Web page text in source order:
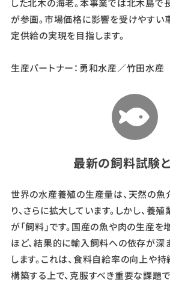
した北木の海老。本事業では北木島で
が参画。市場価格に影響を受けやすい
定供給の実現を目指します。
生産パートナー：勇和水産／竹田水産
最新の飼料試験
世界の水産養殖の生産量は、天然の
り、さらに拡大しています。しかし、養
が「飼料」です。国産の魚や肉の生産を
ほど、結果的に輸入飼料への依存が深
します。これは、食料自給率の向上や
構築する上で、克服すべき重要な課題で